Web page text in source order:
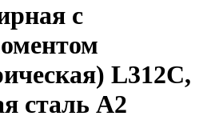
с
L312C,
сталь А2